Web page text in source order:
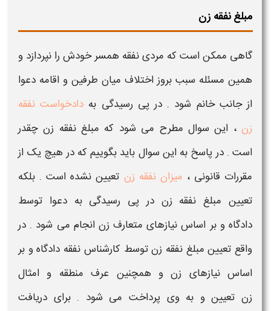
مبلغ نفقه زن
گاهی ممکن است که مردی نفقه همسر خودش را نپردازد و
همین مسئله سبب بروز اختلاف میان طرفین و اقامه دعوا
از جانب خانم شود . در پی رسیدگی به دادخواست نفقه
زن، این سوال مطرح می شود که مبلغ نفقه زن چقدر
است . در پاسخ به این سوال باید بگوییم که در هیچ یک از
مقررات قانونی ، میزان نفقه زن تعیین نشده است . بلکه
تعیین مبلغ نفقه زن در پی رسیدگی به دعوا توسط
دادگاهو بر اساسنیازهای متعارف زن انجام می شود . در
واقعتعیین مبلغ نفقه زنتوسط کارشناس نفقه دادگاهو بر
اساس نیازهای زن و همچنین عرف منطقه و امثال
زن تعیین و به وی پرداخت می شود . برای دریافت